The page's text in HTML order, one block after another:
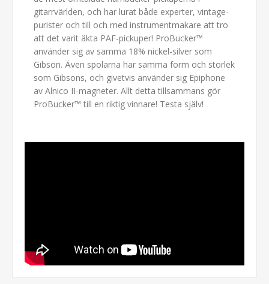
gitarrvärlden, och har lurat både experter, vintage-
purister och till och med instrumentmakare att tro
att det varit äkta PAF-pickuper! ProBucker™
använder sig av samma 18% nickel-silver som
Gibson. Även spolarna har samma form och storlek
som Gibsons, och givetvis använder sig Epiphone
av Alnico II-magneter. Allt detta tillsammans gör
ProBucker™ till en riktig vinnare! Testa själv!